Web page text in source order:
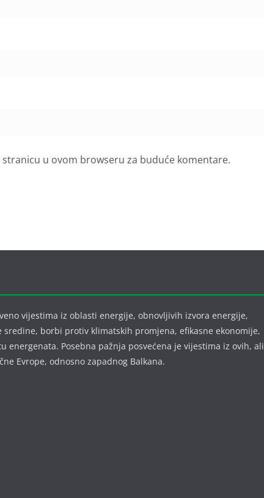
stranicu u ovom browseru za buduće komentare.
vijestima iz oblasti energije, obnovljivih izvora energije,
sredine, borbi protiv klimatskih promjena, efikasne ekonomije,
energenata. Posebna pažnja posvećena je vijestima iz ovih, ali
Evrope, odnosno zapadnog Balkana.